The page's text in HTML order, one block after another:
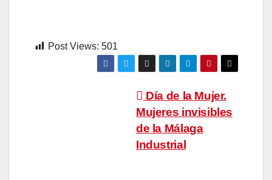
Post Views: 501
Navegación Día de la Mujer.
Mujeres invisibles
de la Málaga
Industrial